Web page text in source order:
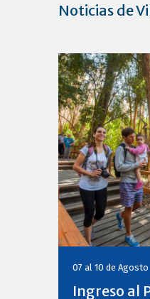
Noticias de
07 al 10 de Agosto
Ingreso al